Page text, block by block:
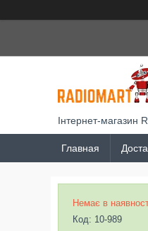
Інтернет-магазин
Главная
Немає в
Код: 10-989